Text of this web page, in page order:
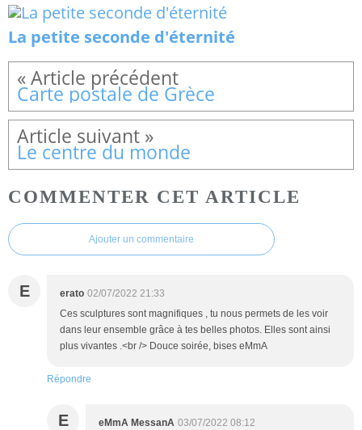
La petite seconde d'éternité
Carte postale de Grèce
Le centre du monde
COMMENTER CET ARTICLE
Ajouter un commentaire
E erato 02/07/2022 21:33
Ces sculptures sont magnifiques , tu nous permets de les voir
dans leur ensemble grâce à tes belles photos. Elles sont ainsi
plus vivantes .<br /> Douce soirée, bises eMmA
Répondre
E eMmA MessanA 03/07/2022 08:12